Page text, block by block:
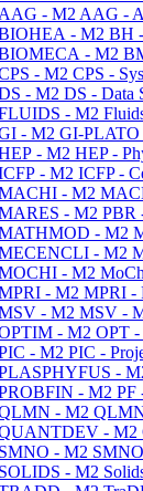
- M2 AAG -
- M2 BH -
- M2
- M2 CPS -
- M2 DS - Data
- M2
- M2 GI-PLATO -
- M2 HEP -
- M2 ICFP -
- M2
- M2 PBR
- M2
- M2
- M2
- M2 MPRI -
- M2 MSV -
- M2 OPT -
- M2 PIC -
-
- M2 PF
- M2 QLMN
- M2
- M2 SMNO
- M2